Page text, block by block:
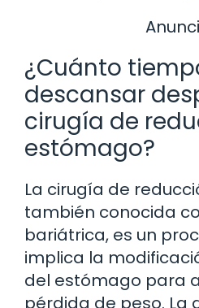
¿Cuánto
descansar
cirugía de
estómago?
La cirugía de
también conocida
bariátrica, es un
implica la
del estómago para
pérdida de peso. La